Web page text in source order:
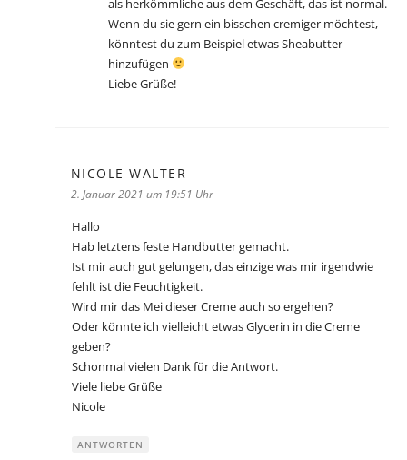
als herkömmliche aus dem Geschäft, das ist normal.
Wenn du sie gern ein bisschen cremiger möchtest,
könntest du zum Beispiel etwas Sheabutter
hinzufügen
Liebe Grüße!
NICOLE WALTER
2. Januar 2021 um 19:51 Uhr
Hallo
Hab letztens feste Handbutter gemacht.
Ist mir auch gut gelungen, das einzige was mir irgendwie
fehlt ist die Feuchtigkeit.
Wird mir das Mei dieser Creme auch so ergehen?
Oder könnte ich vielleicht etwas Glycerin in die Creme
geben?
Schonmal vielen Dank für die Antwort.
Viele liebe Grüße
Nicole
ANTWORTEN